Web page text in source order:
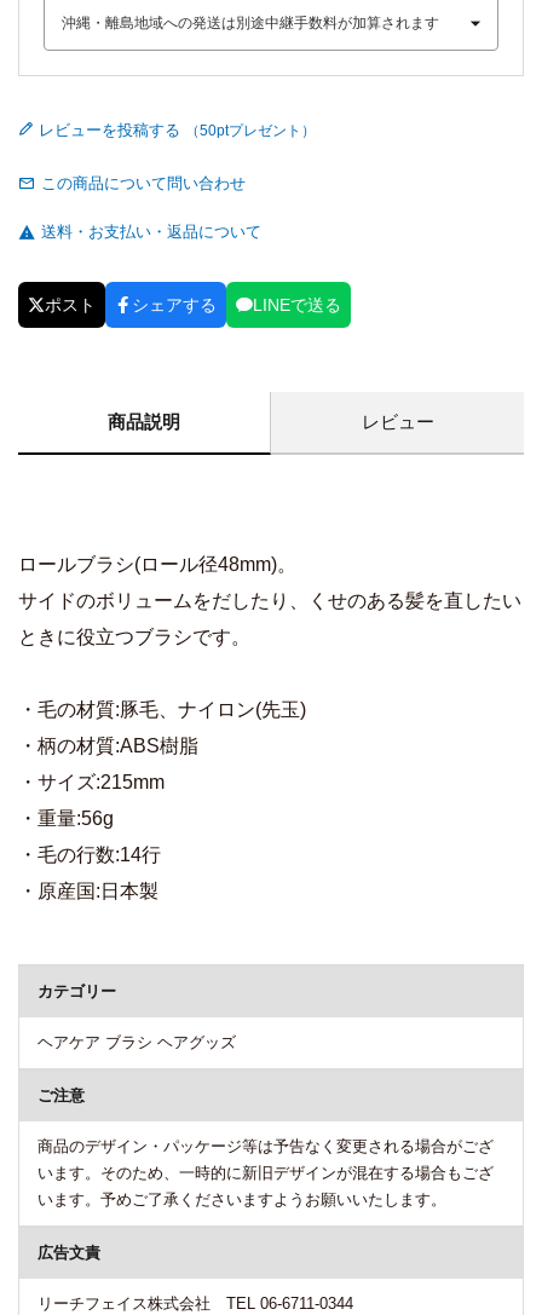
レビューを投稿する
この商品について問い合わせ
送料・お支払い・返品について
ポスト シェアする LINEで送る
商品説明 レビュー
ロールブラシ(ロール径48mm)。
サイドのボリュームをだしたり、くせのある髪を直したい
ときに役立つブラシです。
・毛の材質:豚毛、ナイロン(先玉)
・柄の材質:ABS樹脂
・サイズ:215mm
・重量:56g
・毛の行数:14行
・原産国:日本製
カテゴリー
ヘアケア ブラシ ヘアグッズ
ご注意
商品のデザイン・パッケージ等は予告なく変更される場合がござ
います。そのため、一時的に新旧デザインが混在する場合もござ
います。予めご了承くださいますようお願いいたします。
広告文責
リーチフェイス株式会社 TEL 06-6711-0344